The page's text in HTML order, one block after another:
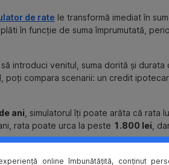
de rate le transformă imediat în
în funcție de suma împrumutată,
introduci venitul, suma dorită și durata
compara scenarii: un credit
ani , simulatorul îți poate arăta că rata
rata poate urca la peste 1.800 lei ,
. Poți ajusta
online îmbunătățită, conținut